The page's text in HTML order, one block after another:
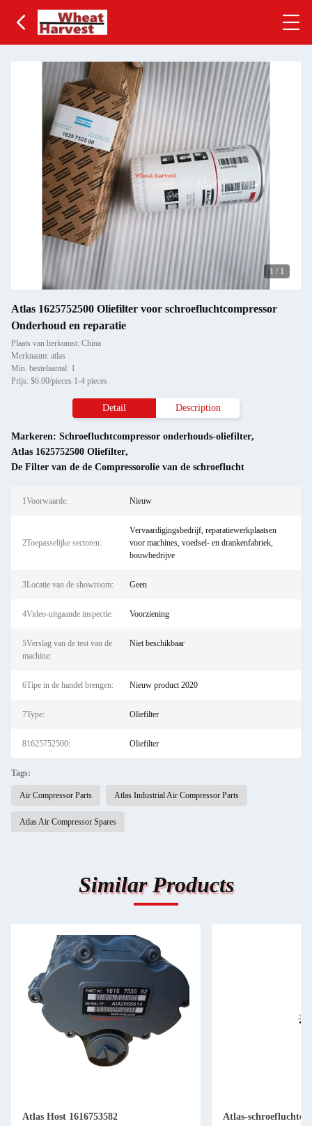
1 / 1
Atlas 1625752500 Oliefilter voor schroefluchtcompressor
Onderhoud en reparatie
Plaats van herkomst: China
Merknaam: atlas
Min. bestelaantal: 1
Prijs: $6.00/pieces 1-4 pieces
Detail Description
Markeren: Schroefluchtcompressor onderhouds-oliefilter,
Atlas 1625752500 Oliefilter,
De Filter van de de Compressorolie van de schroeflucht
1Voorwaarde: Nieuw
2Toepasselijke sectoren:
Vervaardigingsbedrijf, reparatiewerkplaatsen
voor machines, voedsel- en drankenfabriek,
bouwbedrijve
3Locatie van de showroom: Geen
4Video-uitgaande inspectie: Voorziening
5Verslag van de test van de
machine:
Niet beschikbaar
6Tipe in de handel brengen: Nieuw product 2020
7Type: Oliefilter
81625752500: Oliefilter
Tags:
Air Compressor Parts Atlas Industrial Air Compressor Parts
Atlas Air Compressor Spares
Similar Products
Atlas Host 1616753582
Atlas-